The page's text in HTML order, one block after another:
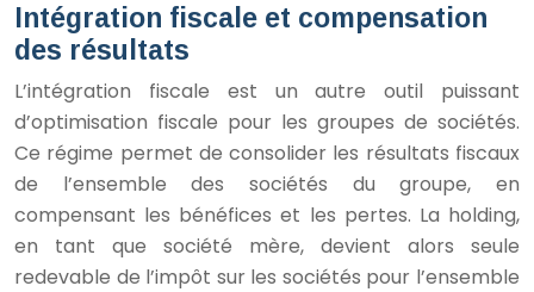
Intégration fiscale et compensation
des résultats
L’intégration fiscale est un autre outil puissant
d’optimisation fiscale pour les groupes de sociétés.
Ce régime permet de consolider les résultats fiscaux
de l’ensemble des sociétés du groupe, en
compensant les bénéfices et les pertes. La holding,
en tant que société mère, devient alors seule
redevable de l’impôt sur les sociétés pour l’ensemble